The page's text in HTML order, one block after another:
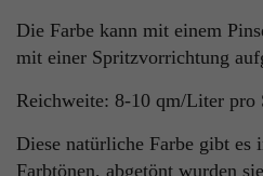
Die Farbe kann mit einem
mit einer Spritzvorrichtung
Reichweite: 8-10 qm/Liter pro
Diese natürliche Farbe gibt es
Farbtönen, abgetönt wurden